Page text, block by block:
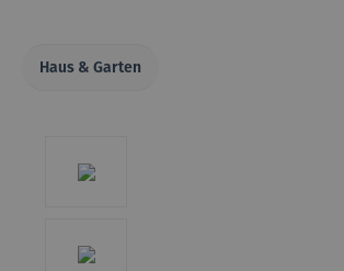
Haus & Garten